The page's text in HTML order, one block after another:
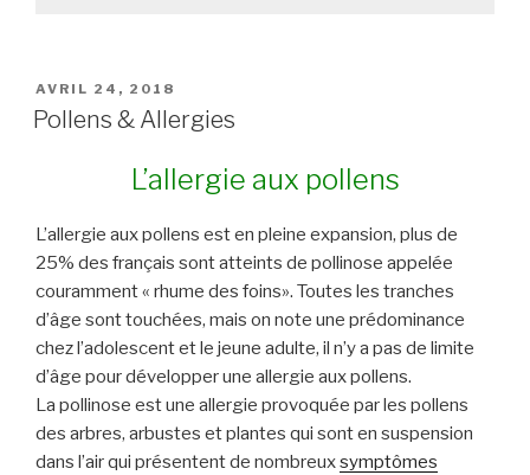
PUBLIÉ
LE
AVRIL 24, 2018
Pollens & Allergies
L’allergie aux pollens
L’allergie aux pollens est en pleine expansion, plus de
25% des français sont atteints de pollinose appelée
couramment « rhume des foins». Toutes les tranches
d’âge sont touchées, mais on note une prédominance
chez l’adolescent et le jeune adulte, il n’y a pas de limite
d’âge pour développer une allergie aux pollens.
La pollinose est une allergie provoquée par les pollens
des arbres, arbustes et plantes qui sont en suspension
dans l’air qui présentent de nombreuxsymptômes